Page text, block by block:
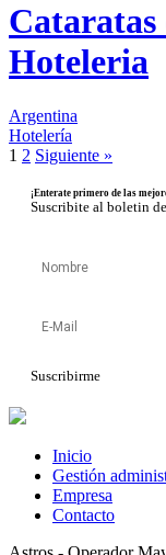
Cataratas
Hoteleria
Argentina
Hotelería
1 2 Siguiente »
¡Enterate primero de las
Suscribite al boletin
Suscribirme
Inicio
Gestión
Empresa
Contacto